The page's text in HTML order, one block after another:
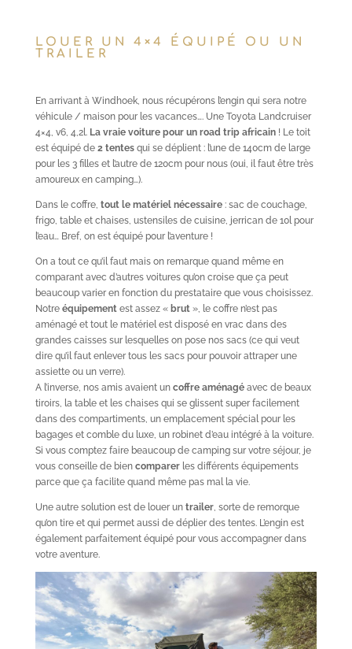
LOUER UN 4×4 ÉQUIPÉ OU UN
TRAILER
En arrivant à Windhoek, nous récupérons l’engin qui sera notre
véhicule / maison pour les vacances…. Une Toyota Landcruiser
4×4, v6, 4,2l. La vraie voiture pour un road trip africain! Le toit
est équipé de2 tentesqui se déplient : l’une de 140cm de large
pour les 3 filles et l’autre de 120cm pour nous (oui, il faut être très
amoureux en camping…).
Dans le coffre, tout le matériel nécessaire: sac de couchage,
frigo, table et chaises, ustensiles de cuisine, jerrican de 10l pour
l’eau… Bref, on est équipé pour l’aventure !
On a tout ce qu’il faut mais on remarque quand même en
comparant avec d’autres voitures qu’on croise que ça peut
beaucoup varier en fonction du prestataire que vous choisissez.
Notre équipementest assez « brut », le coffre n’est pas
aménagé et tout le matériel est disposé en vrac dans des
grandes caisses sur lesquelles on pose nos sacs (ce qui veut
dire qu’il faut enlever tous les sacs pour pouvoir attraper une
assiette ou un verre).
A l’inverse, nos amis avaient un coffre aménagéavec de beaux
tiroirs, la table et les chaises qui se glissent super facilement
dans des compartiments, un emplacement spécial pour les
bagages et comble du luxe, un robinet d’eau intégré à la voiture.
Si vous comptez faire beaucoup de camping sur votre séjour, je
vous conseille de bien comparerles différents équipements
parce que ça facilite quand même pas mal la vie.
Une autre solution est de louer un trailer, sorte de remorque
qu’on tire et qui permet aussi de déplier des tentes. L’engin est
également parfaitement équipé pour vous accompagner dans
votre aventure.